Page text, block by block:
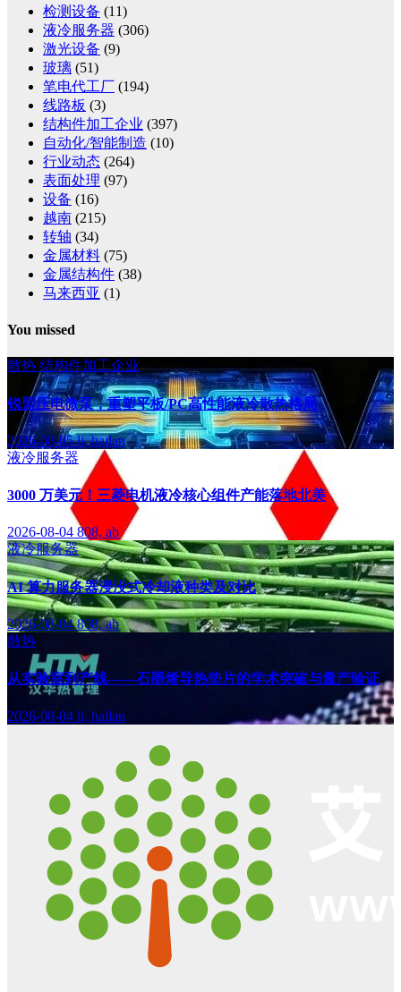
检测设备 (11)
液冷服务器 (306)
激光设备 (9)
玻璃 (51)
笔电代工厂 (194)
线路板 (3)
结构件加工企业 (397)
自动化/智能制造 (10)
行业动态 (264)
表面处理 (97)
设备 (16)
越南 (215)
转轴 (34)
金属材料 (75)
金属结构件 (38)
马来西亚 (1)
You missed
散热 结构件加工企业
锐盟压电微泵，重塑平板/PC高性能液冷散热格局
2026-08-05li, hailan
液冷服务器
3000 万美元！三菱电机液冷核心组件产能落地北美
2026-08-04 808, ab
液冷服务器
AI 算力服务器浸没式冷却液种类及对比
2026-08-04808, ab
散热
从实验室到产线——石墨烯导热垫片的学术突破与量产验证
2026-08-04 li, hailan